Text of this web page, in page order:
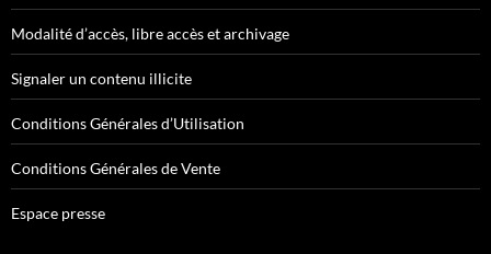
Modalité d’accès, libre accès et archivage
Signaler un contenu illicite
Conditions Générales d’Utilisation
Conditions Générales de Vente
Espace presse